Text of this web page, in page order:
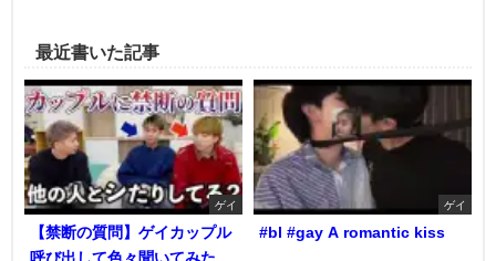
最近書いた記事
ゲイ
【禁断の質問】ゲイカップル
呼び出して色々聞いてみた
ゲイ
#bl #gay A romantic kiss